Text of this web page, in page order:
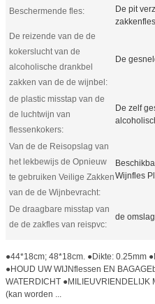
Beschermende fles:
De pit
De reizende van de de
kokerslucht van de
alcoholische drankbel
zakken van de de wijnbel:
De
de plastic misstap van de
de luchtwijn van
flessenkokers:
De zelf
Van de de Reisopslag van
het lekbewijs de Opnieuw
te gebruiken Veilige Zakken
van de de Wijnbevracht:
Wijnfles
De draagbare misstap van
de de zakfles van reispvc:
de
●44*18cm; 48*18cm. ●Dikte: 0.25mm
●HOUD UW WIJNflessen EN
WATERDICHT
(kan worden ...